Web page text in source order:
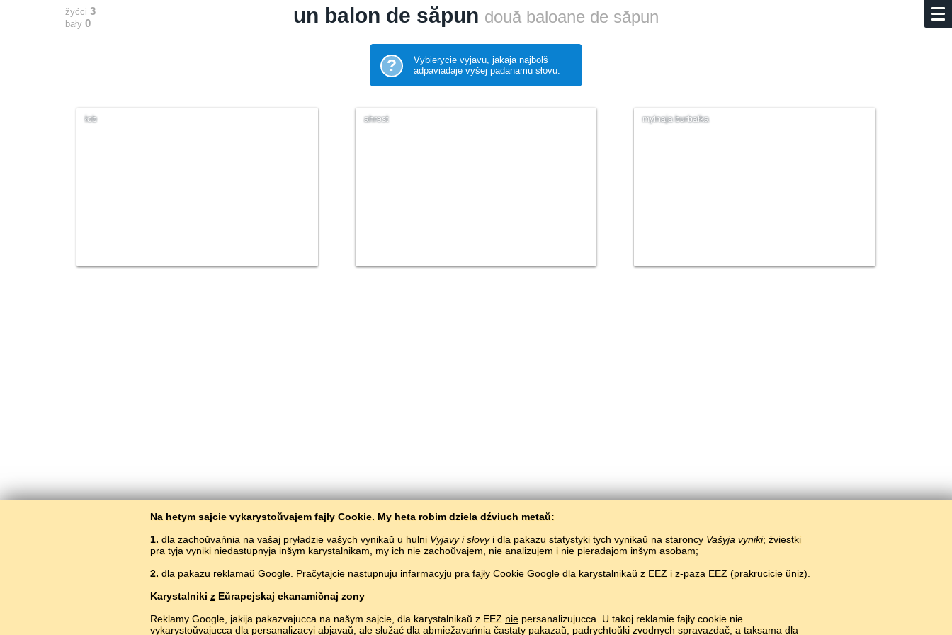
Na hetym sajcie vykarystoŭvajem fajły Cookie. My heta robim dziela dźviuch metaŭ:
1. dla zachoŭvańnia na vašaj pryładzie vašych vynikaŭ u hulni Vyjavy i słovyi dla pakazu statystyki tych vynikaŭ na staroncy Vašyja vyniki; źviestki
pra tyja vyniki niedastupnyja inšym karystalnikam, my ich nie zachoŭvajem, nie analizujem i nie pieradajom inšym asobam;
2. dla pakazu reklamaŭ Google. Pračytajcie nastupnuju infarmacyju pra fajły Cookie Google dla karystalnikaŭ z EEZ i z-paza EEZ (prakrucicie ŭniz).
Karystalniki z Eŭrapejskaj ekanamičnaj zony
Reklamy Google, jakija pakazvajucca na našym sajcie, dla karystalnikaŭ z EEZ nie persanalizujucca. U takoj reklamie fajły cookie nie
vykarystoŭvajucca dla persanalizacyi abjavaŭ, ale słužać dla abmiežavańnia častaty pakazaŭ, padrych­toŭki zvodnych spravazdač, a taksama dla
žyćci 3
bały 0 un balon de săpun două baloane de săpun
?
Vybierycie vyjavu, jakaja najbolš
adpaviadaje vyšej padanamu słovu.
łob ahrest mylnaja burbałka
Bałta­Słaŭ / Vyjavy i słovy/ Rumynskaja mova ŭ malunkach
Copyright © 2015–2025 BALTOSLAV.